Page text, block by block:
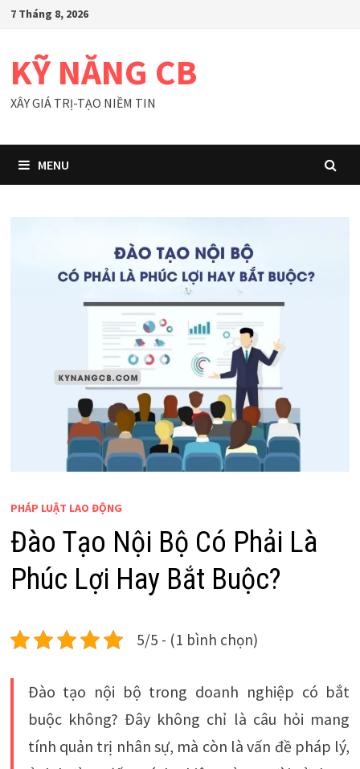
Skip
content
7 Tháng 8, 2026
KỸ NĂNG CB
XÂY GIÁ TRỊ-TẠO NIỀM TIN
MENU
PHÁP LUẬT LAO ĐỘNG
Đào Tạo Nội Bộ Có Phải Là
Phúc Lợi Hay Bắt Buộc?
5/5 - (1 bình chọn)
Đào tạo nội bộ trong doanh nghiệp có bắt
buộc không? Đây không chỉ là câu hỏi mang
tính quản trị nhân sự, mà còn là vấn đề pháp lý,